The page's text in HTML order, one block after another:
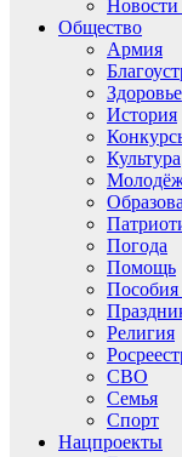
Новости
Общество
Армия
Здоровье
История
Культура
Погода
Помощь
Религия
СВО
Семья
Спорт
Нацпроекты